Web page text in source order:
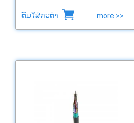
ຕື່ມໃສ່ກະຕ່າ more >>